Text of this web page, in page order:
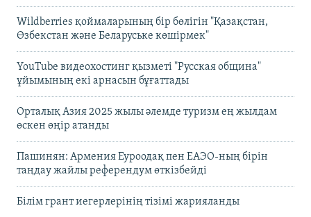
Wildberries қоймаларының бір бөлігін "Қазақстан,
Өзбекстан және Беларуське көшірмек"
YouTube видеохостинг қызметі "Русская община"
ұйымының екі арнасын бұғаттады
Орталық Азия 2025 жылы әлемде туризм ең жылдам
өскен өңір атанды
Пашинян: Армения Еуроодақ пен ЕАЭО-ның бірін
таңдау жайлы референдум өткізбейді
Білім грант иегерлерінің тізімі жарияланды